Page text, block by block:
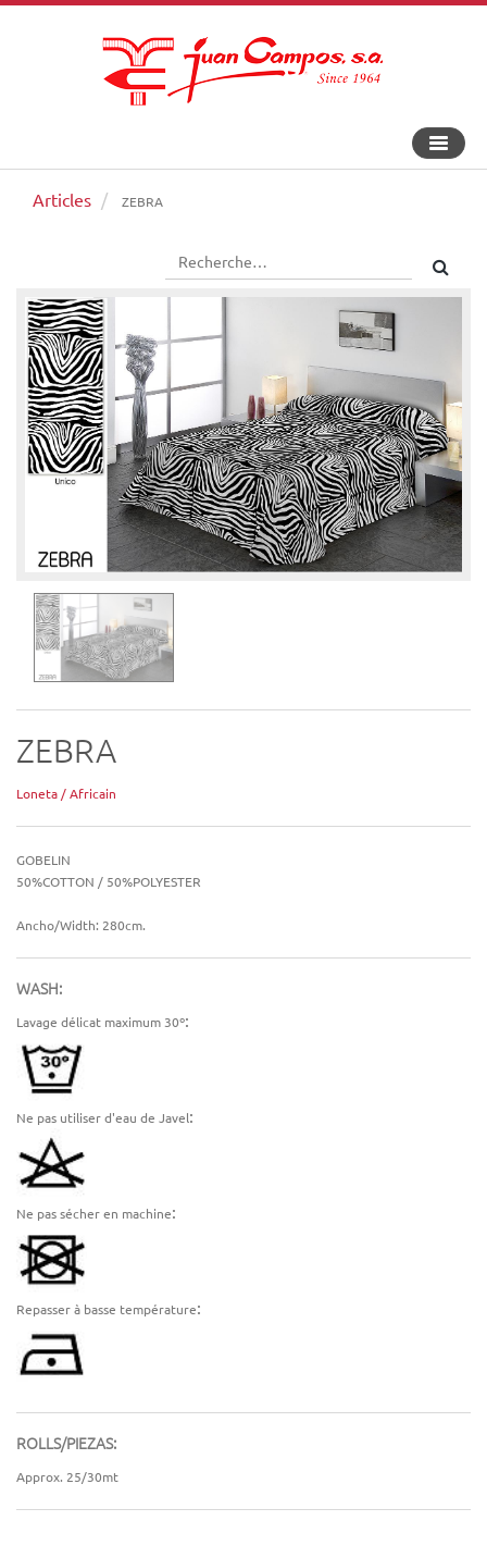
la
Articles ZEBRA
ZEBRA
Loneta / Africain
GOBELIN
50%COTTON / 50%POLYESTER
Ancho/Width: 280cm.
WASH:
Lavage délicat maximum 30º:
Ne pas utiliser d'eau de Javel:
Ne pas sécher en machine:
Repasser à basse température:
ROLLS/PIEZAS:
Approx. 25/30mt